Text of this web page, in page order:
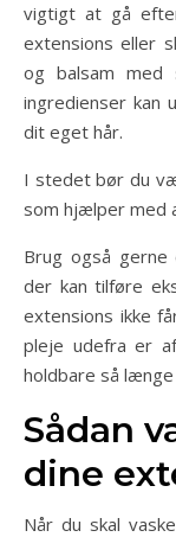
vigtigt at gå
extensions eller
og balsam med
ingredienser kan
dit eget hår.
I stedet bør du
som hjælper med
Brug også gerne
der kan tilføre
extensions ikke
pleje udefra er
holdbare så
Sådan
dine
Når du skal